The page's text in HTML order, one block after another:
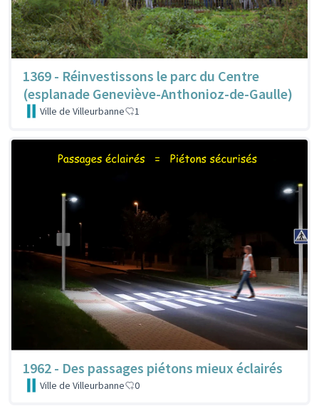
1369 - Réinvestissons le parc du Centre
(esplanade Geneviève-Anthonioz-de-Gaulle)
Ville de Villeurbanne 1
1962 - Des passages piétons mieux éclairés
Ville de Villeurbanne 0